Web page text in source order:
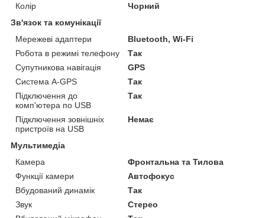
Колір
Чорний
Зв'язок та комунікації
Мережеві адаптери
Bluetooth, Wi-Fi
Робота в режимі телефону
Так
Супутникова навігація
GPS
Система A-GPS
Так
Підключення до
комп'ютера по USB
Так
Підключення зовнішніх
пристроїв на USB
Немає
Мультимедіа
Камера
Фронтальна та Тилова
Функції камери
Автофокус
Вбудований динамік
Так
Звук
Стерео